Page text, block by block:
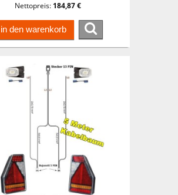
Nettopreis: 184,87 €
in den warenkorb